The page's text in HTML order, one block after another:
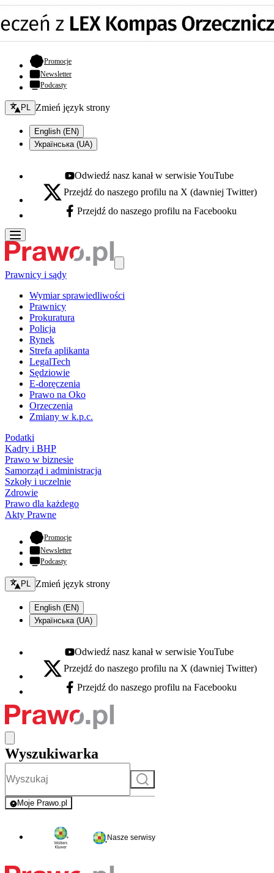
Promocje- otwiera się w nowej karcie
Newsletter
Podcasty
Zmień język - bieżący:
PL Zmień język strony
English (EN)
Українська (UA)
Youtube - otwiera się w nowej karcie
Odwiedź nasz kanał w serwisie YouTube
X - otwiera się w nowej karcie
Przejdź do naszego profilu na X (dawniej Twitter)
Facebook - otwiera się w nowej karcie
Przejdź do naszego profilu na Facebooku
Prawnicy i sądy
Wymiar sprawiedliwości
Prawnicy
Prokuratura
Policja
Rynek
Strefa aplikanta
LegalTech
Sędziowie
E-doręczenia
Prawo na Oko
Orzeczenia
Zmiany w k.p.c.
Podatki
Kadry i BHP
Prawo w biznesie
Samorząd i administracja
Szkoły i uczelnie
Zdrowie
Prawo dla każdego
Akty Prawne
Promocje- otwiera się w nowej karcie
Newsletter
Podcasty
Zmień język - bieżący:
PL Zmień język strony
English (EN)
Українська (UA)
Youtube - otwiera się w nowej karcie
Odwiedź nasz kanał w serwisie YouTube
X - otwiera się w nowej karcie
Przejdź do naszego profilu na X (dawniej Twitter)
Facebook - otwiera się w nowej karcie
Przejdź do naszego profilu na Facebooku
Wyszukiwarka
Szukaj
Moje Prawo.pl
- rejestracja i logowanie do serwisu
Nasze serwisy